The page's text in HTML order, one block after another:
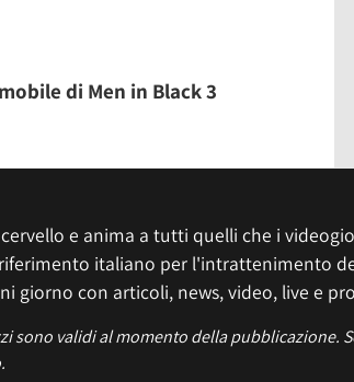
di Men in Black 3
e anima a tutti quelli che i
italiano per l'intrattenimento
giorno con articoli, news, video, live e
sono validi al momento della pubblicazione.